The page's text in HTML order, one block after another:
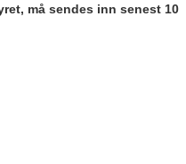
må sendes inn senest 10